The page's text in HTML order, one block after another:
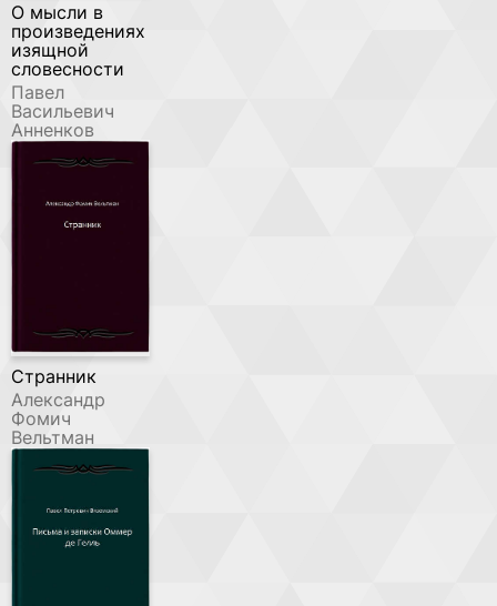
О мысли в
произведениях
изящной
словесности
Павел
Васильевич
Анненков
Странник
Александр
Фомич
Вельтман